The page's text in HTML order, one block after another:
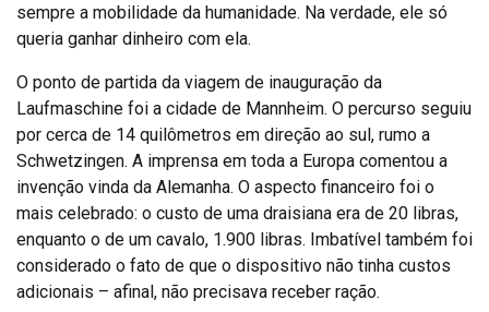
sempre a mobilidade da humanidade. Na verdade, ele só
queria ganhar dinheiro com ela.
O ponto de partida da viagem de inauguração da
Laufmaschine foi a cidade de Mannheim. O percurso seguiu
por cerca de 14 quilômetros em direção ao sul, rumo a
Schwetzingen. A imprensa em toda a Europa comentou a
invenção vinda da Alemanha. O aspecto financeiro foi o
mais celebrado: o custo de uma draisiana era de 20 libras,
enquanto o de um cavalo, 1.900 libras. Imbatível também foi
considerado o fato de que o dispositivo não tinha custos
adicionais – afinal, não precisava receber ração.